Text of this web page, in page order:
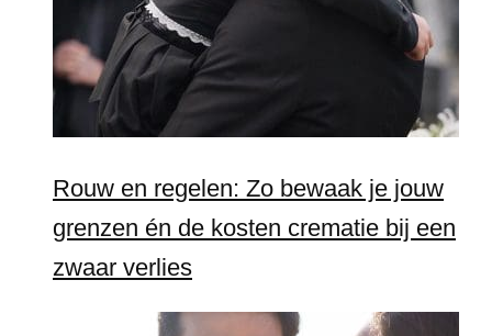
Rouw en regelen: Zo bewaak je jouw
grenzen én de kosten crematie bij een
zwaar verlies